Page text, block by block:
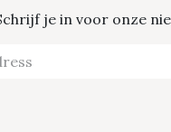
je in voor onze